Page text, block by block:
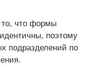
то, что формы
поэтому
подразделений по